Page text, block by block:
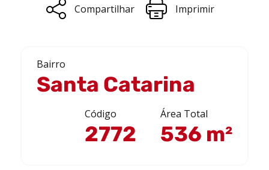
Compartilhar Imprimir
Bairro
Santa Catarina
Código
2772
Área Total
536 m²